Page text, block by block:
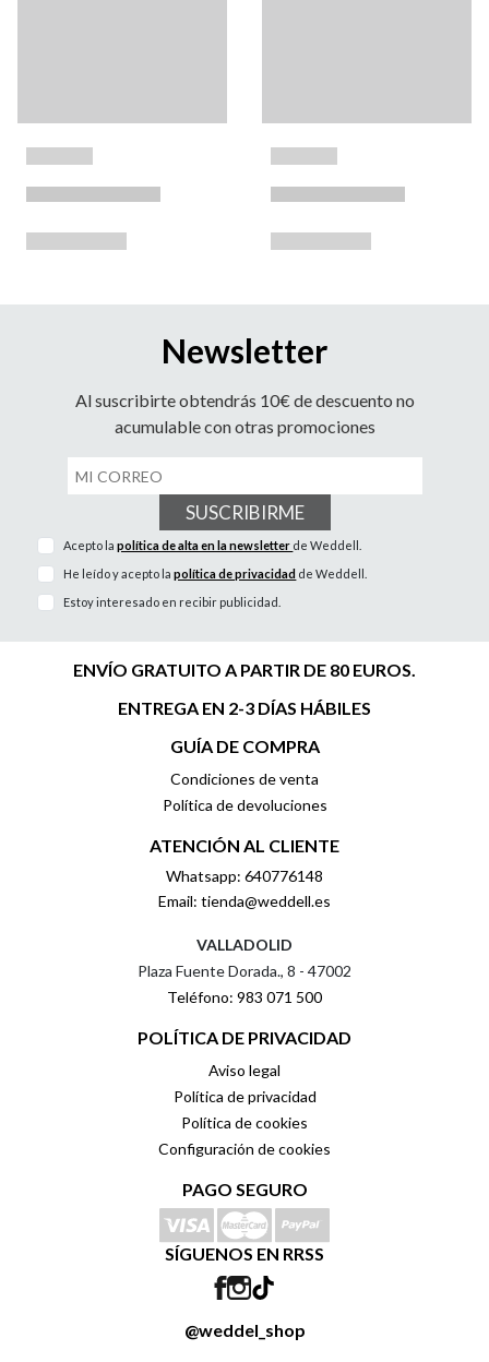
Newsletter
Al suscribirte obtendrás 10€ de descuento no
acumulable con otras promociones
SUSCRIBIRME
Acepto lapolítica de alta en la newsletter de Weddell.
He leído y acepto lapolítica de privacidad de Weddell.
Estoy interesado en recibir publicidad.
ENVÍO GRATUITO A PARTIR DE 80 EUROS.
ENTREGA EN 2-3 DÍAS HÁBILES
GUÍA DE COMPRA
Condiciones de venta
Política de devoluciones
ATENCIÓN AL CLIENTE
Whatsapp: 640776148
Email: tienda@weddell.es
VALLADOLID
Plaza Fuente Dorada., 8 - 47002
Teléfono: 983 071 500
POLÍTICA DE PRIVACIDAD
Aviso legal
Política de privacidad
Política de cookies
Configuración de cookies
PAGO SEGURO
SÍGUENOS EN RRSS
@weddel_shop